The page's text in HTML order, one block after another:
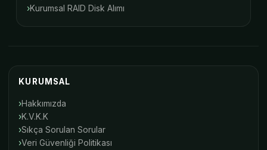
Kurumsal RAID Disk Alımı
KURUMSAL
Hakkımızda
K.V.K.K
Sıkça Sorulan Sorular
Veri Güvenliği Politikası